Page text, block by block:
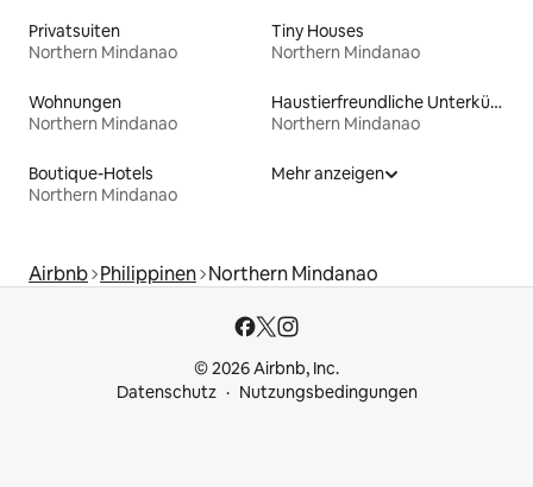
Privatsuiten
Northern Mindanao
Tiny Houses
Northern Mindanao
Wohnungen
Northern Mindanao
Haustierfreundliche Unterkünfte
Northern Mindanao
Boutique-Hotels
Northern Mindanao
Mehr anzeigen
Airbnb Philippinen Northern Mindanao
© 2026 Airbnb, Inc.
Datenschutz
Nutzungsbedingungen